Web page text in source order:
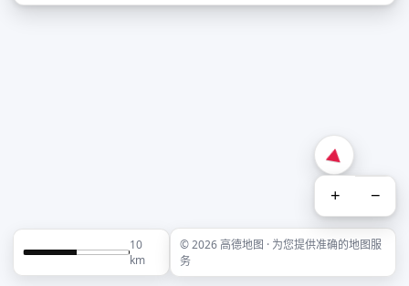
+ −
10
km
© 2026 高德地图 · 为您提供准确的地图服
务